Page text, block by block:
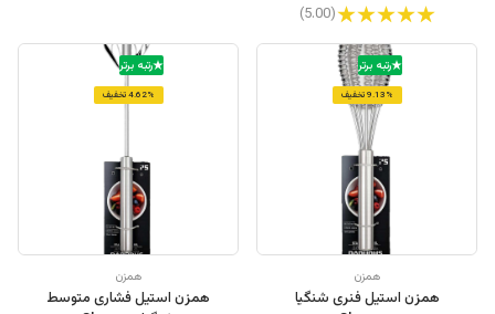
(5.00)
رتبه برتر
9.13% تخفیف
همزن
همزن استیل فنری شنگیا
رتبه برتر
4.62% تخفیف
همزن
همزن استیل فشاری متوسط